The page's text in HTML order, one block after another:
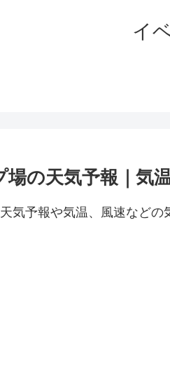
イ
の天気予報｜気
気予報や気温、風速など